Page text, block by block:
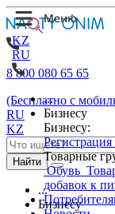
KZ
RU
...
Бизнесу
Бизнесу:
Товарные
Обувь
добавок к
8 800 080 65 65
(Бесплатно с
RU
KZ
Найти
...
Бизнесу